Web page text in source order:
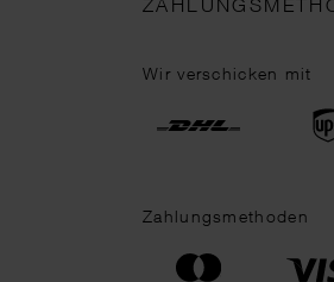
Wir verschicken mit
Zahlungsmethoden